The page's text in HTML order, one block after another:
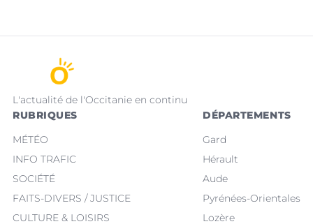
L'actualité de l'Occitanie en continu
RUBRIQUES
MÉTÉO
INFO TRAFIC
SOCIÉTÉ
FAITS-DIVERS / JUSTICE
CULTURE & LOISIRS
DÉPARTEMENTS
Gard
Hérault
Aude
Pyrénées-Orientales
Lozère